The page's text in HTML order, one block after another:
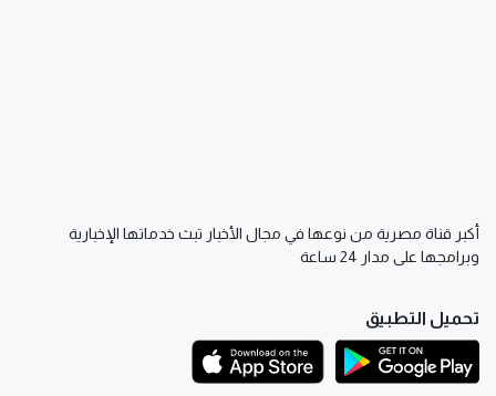
أكبر قناة مصرية من نوعها في مجال الأخبار تبث خدماتها الإخبارية
وبرامجها على مدار 24 ساعة
تحميل التطبيق